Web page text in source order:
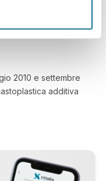
se ha utilizzato
2010 e settembre
additiva